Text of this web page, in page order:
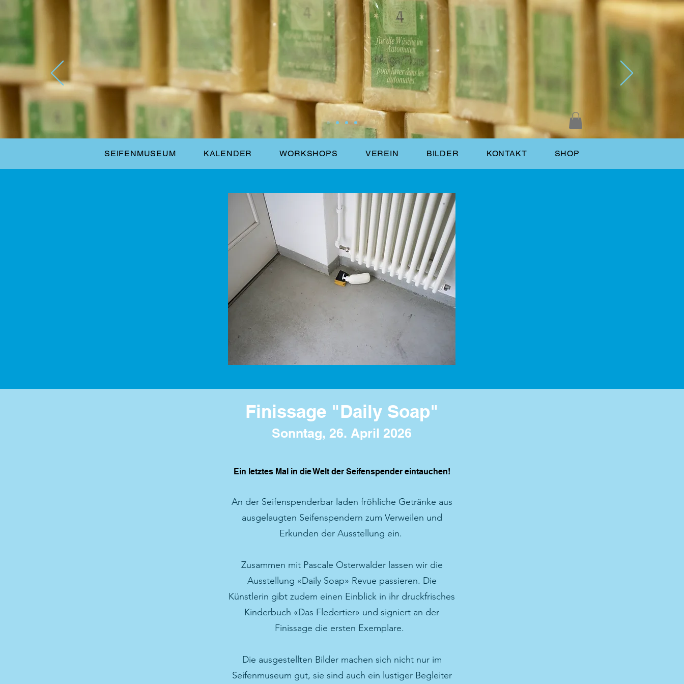
Finissage "Daily Soap"
Sonntag, 26. April 2026
Ein letztes Mal in die Welt der Seifenspender eintauchen!
An der Seifenspenderbar laden fröhliche Getränke aus
ausgelaugten Seifenspendern zum Verweilen und
Erkunden der Ausstellung ein.
Zusammen mit Pascale Osterwalder lassen wir die
Ausstellung «Daily Soap» Revue passieren. Die
Künstlerin gibt zudem einen Einblick in ihr druckfrisches
Kinderbuch «Das Fledertier» und signiert an der
Finissage die ersten Exemplare.
Die ausgestellten Bilder machen sich nicht nur im
Seifenmuseum gut, sie sind auch ein lustiger Begleiter
SEIFENMUSEUM KALENDER WORKSHOPS VEREIN BILDER KONTAKT SHOP